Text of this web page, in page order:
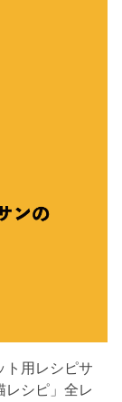
ト用レシピサ
レシピ」全レ